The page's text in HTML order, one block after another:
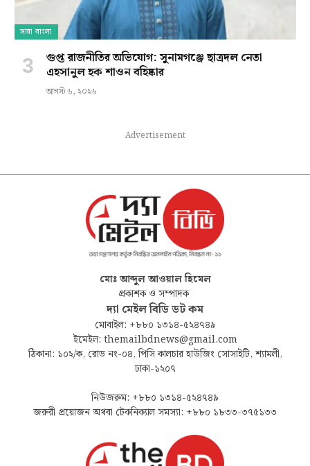
সারা বাংলা
গুপ্ত রাজনীতির অভিযোগ: সুনামগঞ্জে ছাত্রদল নেতা
এহসানুল হক শাওন বহিষ্কার
আগস্ট ৬, ২০২৬
Advertisement
মোঃ আব্দুল আওয়াল হিমেল
প্রকাশক ও সম্পাদক
দ্যা মেইল বিডি ডট কম
মোবাইল: +৮৮০ ১৩১৪-৫২৪৭৪৯
ইমেইল: themailbdnews@gmail.com
ঠিকানা: ১০২/ক, রোড নং-০৪, পিসি কালচার হাউজিং সোসাইটি, শ্যামলী,
ঢাকা-১২০৭
নিউজরুম: +৮৮০ ১৩১৪-৫২৪৭৪৯
জরুরী প্রয়োজন অথবা টেকনিক্যাল সমস্যা: +৮৮০ ১৮৩৩-৩৭৫১৩৩